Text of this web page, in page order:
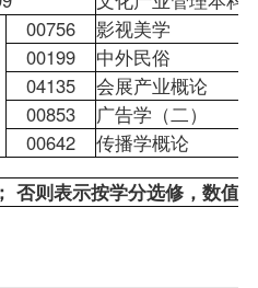
00756
影视美学
00199
中外民俗
04135
会展产业概论
00853
广告学（二）
00642
传播学概论
否则表示按学分选修，数值